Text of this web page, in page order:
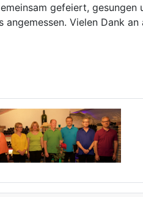
gefeiert,
Vielen Dank